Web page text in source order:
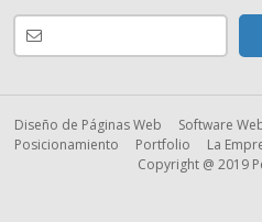
Diseño de Páginas Web Software
Posicionamiento
Portfolio La
Copyright @ 2019